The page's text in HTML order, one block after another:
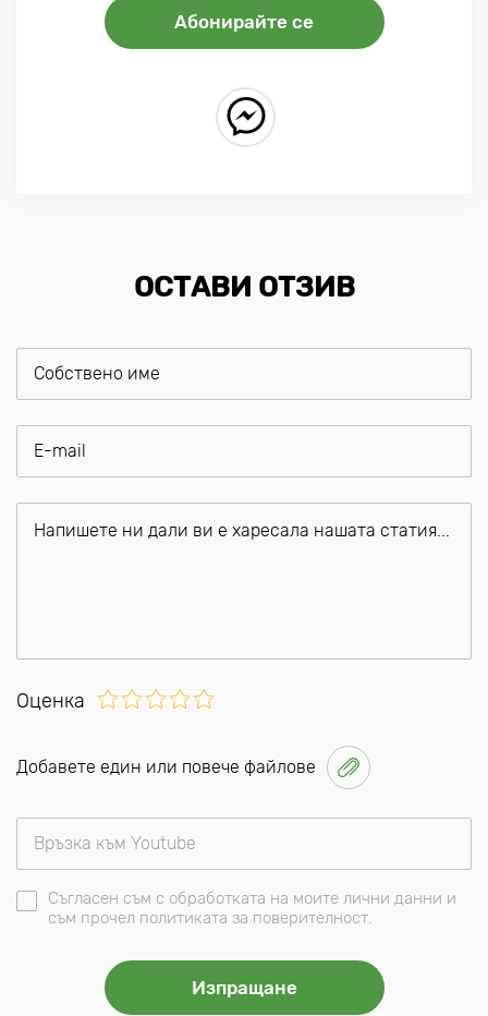
Абонирайте се
ОСТАВИ ОТЗИВ
Оценка
Добавете един или повече файлове
Съгласен съм с обработката на моите лични данни и
съм прочел политиката за поверителност.